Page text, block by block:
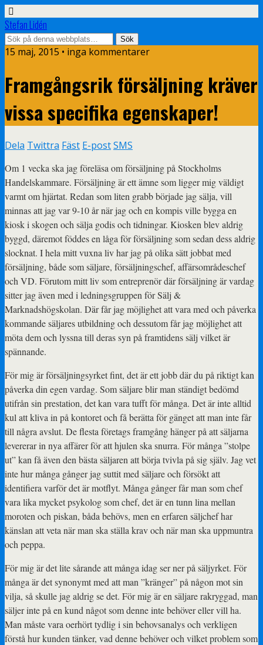
Stefan Lidén
15 maj, 2015 • inga kommentarer
Framgångsrik försäljning kräver
vissa specifika egenskaper!
Dela Twittra Fäst E-postSMS
Om 1 vecka ska jag föreläsa om försäljning på Stockholms
Handelskammare. Försäljning är ett ämne som ligger mig väldigt
varmt om hjärtat. Redan som liten grabb började jag sälja, vill
minnas att jag var 9-10 år när jag och en kompis ville bygga en
kiosk i skogen och sälja godis och tidningar. Kiosken blev aldrig
byggd, däremot föddes en låga för försäljning som sedan dess aldrig
slocknat. I hela mitt vuxna liv har jag på olika sätt jobbat med
försäljning, både som säljare, försäljningschef, affärsområdeschef
och VD. Förutom mitt liv som entreprenör där försäljning är vardag
sitter jag även med i ledningsgruppen för Sälj &
Marknadshögskolan. Där får jag möjlighet att vara med och påverka
kommande säljares utbildning och dessutom får jag möjlighet att
möta dem och lyssna till deras syn på framtidens sälj vilket är
spännande.
För mig är försäljningsyrket fint, det är ett jobb där du på riktigt kan
påverka din egen vardag. Som säljare blir man ständigt bedömd
utifrån sin prestation, det kan vara tufft för många. Det är inte alltid
kul att kliva in på kontoret och få berätta för gänget att man inte får
till några avslut. De flesta företags framgång hänger på att säljarna
levererar in nya affärer för att hjulen ska snurra. För många ”stolpe
ut” kan få även den bästa säljaren att börja tvivla på sig själv. Jag vet
inte hur många gånger jag suttit med säljare och försökt att
identifiera varför det är motflyt. Många gånger får man som chef
vara lika mycket psykolog som chef, det är en tunn lina mellan
moroten och piskan, båda behövs, men en erfaren säljchef har
känslan att veta när man ska ställa krav och när man ska uppmuntra
och peppa.
För mig är det lite sårande att många idag ser ner på säljyrket. För
många är det synonymt med att man ”kränger” på någon mot sin
vilja, så skulle jag aldrig se det. För mig är en säljare rakryggad, man
säljer inte på en kund något som denne inte behöver eller vill ha.
Man måste vara oerhört tydlig i sin behovsanalys och verkligen
förstå hur kunden tänker, vad denne behöver och vilket problem som